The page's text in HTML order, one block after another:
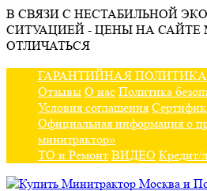
В СВЯЗИ С НЕСТАБИЛЬНОЙ
СИТУАЦИЕЙ - ЦЕНЫ НА САЙТЕ
ОТЛИЧАТЬСЯ
ГАРАНТИЙНАЯ ПОЛИТИКА
Отзывы О нас Политика
Условия соглашения
Официальная информация о
минитрактор»
ТО и Ремонт ВИДЕО Кредит/